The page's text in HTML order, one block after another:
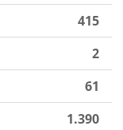
415
2
61
1.390